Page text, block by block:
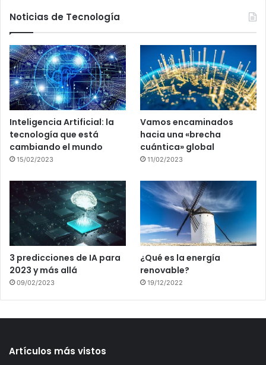
Noticias de Tecnología
Inteligencia Artificial: la
tecnología que está
cambiando el mundo
15/02/2023
Vamos encaminados
hacia una «brecha
cuántica» global
11/02/2023
3 predicciones de IA para
2023 y más allá
09/02/2023
¿Qué es la energía
renovable?
19/12/2022
Artículos más vistos